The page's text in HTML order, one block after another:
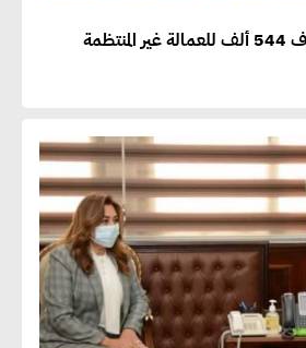
«القوى العاملة»: صرف 544 ألف للعمالة غير المنتظمة